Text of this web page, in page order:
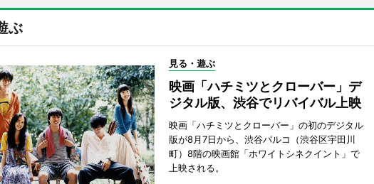
ぶ
見る・遊ぶ
映画「ハチミツとクローバー」デ
ジタル版、渋谷でリバイバル上映
映画「ハチミツとクローバー」の初のデジタル
版が8月7日から、渋谷パルコ（渋谷区宇田川
町）8階の映画館「ホワイトシネクイント」で
上映される。